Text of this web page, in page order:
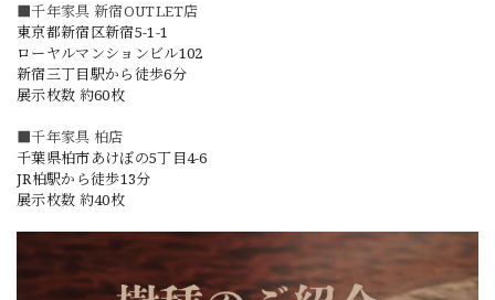
■千年家具 新宿OUTLET店
東京都新宿区新宿5-1-1
ローヤルマンションビル102
新宿三丁目駅から徒歩6分
展示枚数 約60枚
■千年家具 柏店
千葉県柏市あけぼの5丁目4-6
JR柏駅から徒歩13分
展示枚数 約40枚